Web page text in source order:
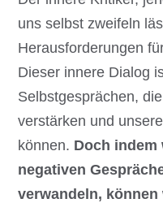
uns selbst zweifeln
Herausforderungen
Dieser innere Dialog
Selbstgesprächen,
verstärken und
können. Doch indem
negativen
verwandeln,